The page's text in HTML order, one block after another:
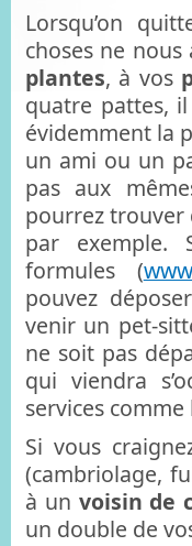
Lorsqu’on
choses ne
plantes, à vos
quatre pattes,
évidemment la
un ami ou un
pas aux
pourrez trouver
par exemple.
formules (
pouvez
venir un pet-
ne soit pas
qui viendra
services comme
Si vous
(cambriolage,
à un voisin de
un double de